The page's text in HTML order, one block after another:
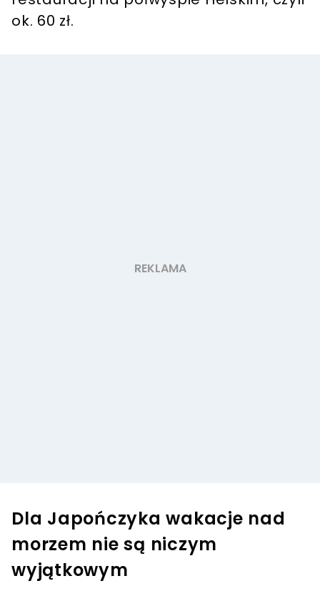
ok. 60 zł.
Dla Japończyka wakacje nad
morzem nie są niczym
wyjątkowym